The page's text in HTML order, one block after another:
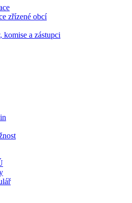
zřízené obcí
komise a zástupci